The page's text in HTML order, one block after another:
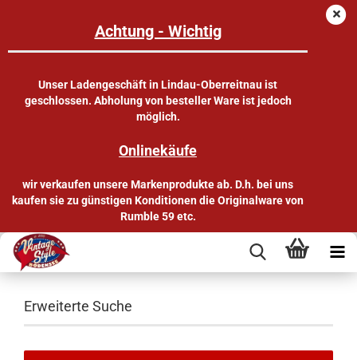
Achtung - Wichtig
Unser Ladengeschäft in Lindau-Oberreitnau ist
geschlossen. Abholung von besteller Ware ist jedoch
möglich.
Onlinekäufe
wir verkaufen unsere Markenprodukte ab. D.h. bei uns
kaufen sie zu günstigen Konditionen die Originalware von
Rumble 59 etc.
Erweiterte Suche